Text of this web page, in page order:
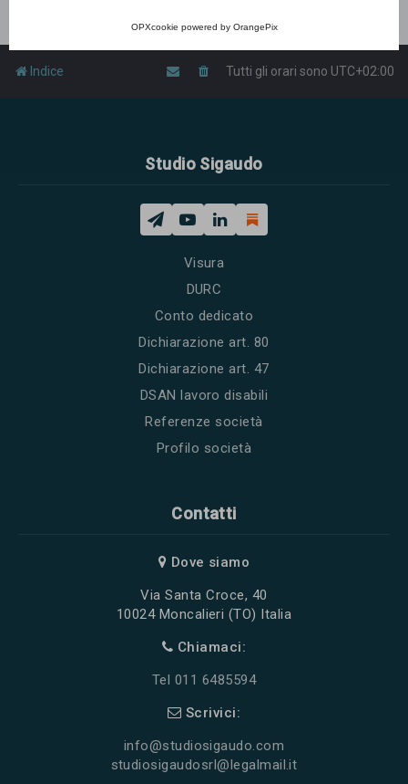
OPXcookie powered by OrangePix
Indice Tutti gli orari sono UTC+02:00
Studio Sigaudo
Visura
DURC
Conto dedicato
Dichiarazione art. 80
Dichiarazione art. 47
DSAN lavoro disabili
Referenze società
Profilo società
Contatti
Dove siamo
Via Santa Croce, 40
10024 Moncalieri (TO) Italia
Chiamaci:
Tel 011 6485594
Scrivici:
info@studiosigaudo.com
studiosigaudosrl@legalmail.it